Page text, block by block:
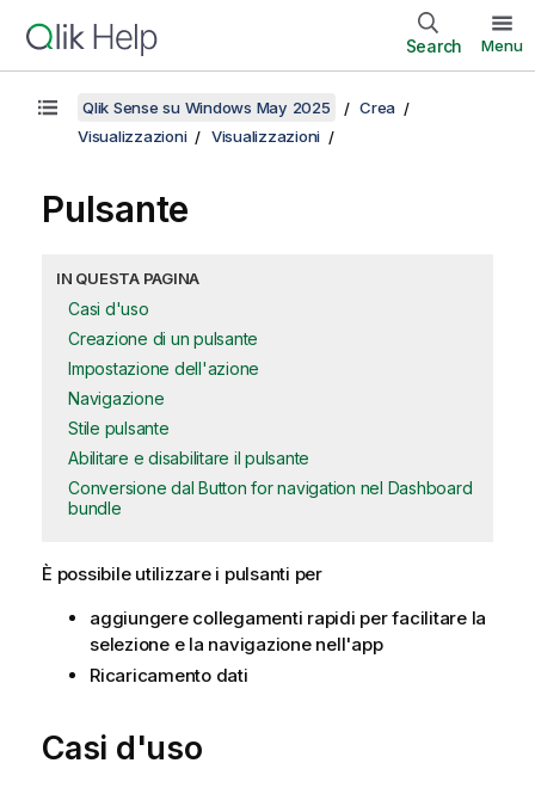
Search Menu
Qlik Sense su Windows May 2025
Crea
Visualizzazioni
Visualizzazioni
Pulsante
IN QUESTA PAGINA
Casi d'uso
Creazione di un pulsante
Impostazione dell'azione
Navigazione
Stile pulsante
Abilitare e disabilitare il pulsante
Conversione dal Button for navigation nel Dashboard
bundle
È possibile utilizzare i pulsanti per
aggiungere collegamenti rapidi per facilitare la
selezione e la navigazione nell'app
Ricaricamento dati
Casi d'uso